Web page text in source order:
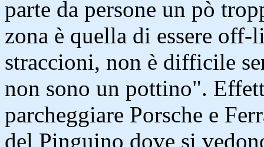
parte da persone un pò
zona è quella di essere
straccioni, non è difficile
non sono un pottino".
parcheggiare Porsche e
del Pinguino dove si